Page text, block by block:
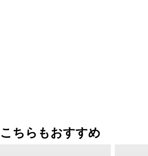
こちらもおすすめ